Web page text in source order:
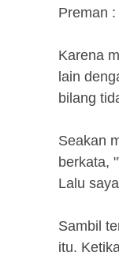
Preman
Karena
lain
bilang
Seakan
berkata,
Lalu
Sambil
itu.